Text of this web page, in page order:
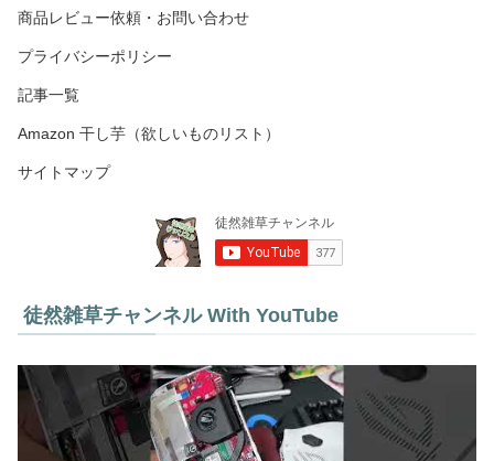
商品レビュー依頼・お問い合わせ
プライバシーポリシー
記事一覧
Amazon 干し芋（欲しいものリスト）
サイトマップ
徒然雑草チャンネル With YouTube